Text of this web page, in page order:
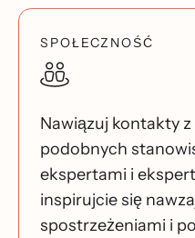
SPOŁECZNOŚĆ
Nawiązuj kontakty
podobnych
ekspertami i
inspirujcie się
spostrzeżeniami i